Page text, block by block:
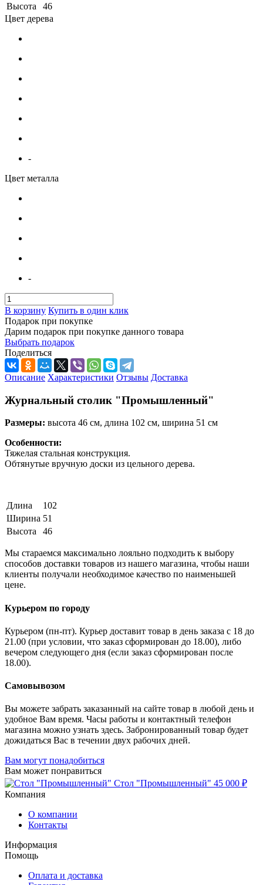
Высота
46
Цвет дерева
-
Цвет металла
-
В корзину Купить в один клик
Подарок при покупке
Дарим подарок при покупке данного товара
Выбрать подарок
Поделиться
Описание Характеристики Отзывы Доставка
Журнальный столик "Промышленный"
Размеры: высота 46 см, длина 102 см, ширина 51 см
Особенности:
Тяжелая стальная конструкция.
Обтянутые вручную доски из цельного дерева.
Длина
102
Ширина 51
Высота
46
Мы стараемся максимально лояльно подходить к выбору
способов доставки товаров из нашего магазина, чтобы наши
клиенты получали необходимое качество по наименьшей
цене.
Курьером по городу
Курьером (пн-пт). Курьер доставит товар в день заказа с 18 до
21.00 (при условии, что заказ сформирован до 18.00), либо
вечером следующего дня (если заказ сформирован после
18.00).
Самовывозом
Вы можете забрать заказанный на сайте товар в любой день и
удобное Вам время. Часы работы и контактный телефон
магазина можно узнать здесь. Забронированный товар будет
дожидаться Вас в течении двух рабочих дней.
Вам могут понадобиться
Вам может понравиться
Стол "Промышленный" 45 000 ₽
Компания
О компании
Контакты
Информация
Помощь
Оплата и доставка